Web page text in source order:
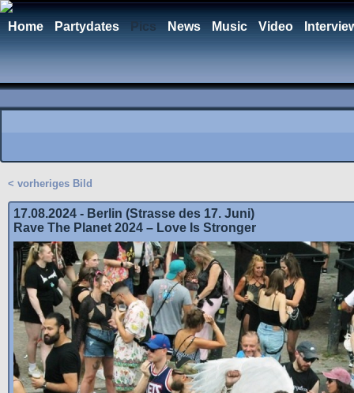
Home Partydates Pics News Music Video
< vorheriges Bild
17.08.2024 - Berlin (Strasse des 17. Juni)
Rave The Planet 2024 – Love Is Stronger